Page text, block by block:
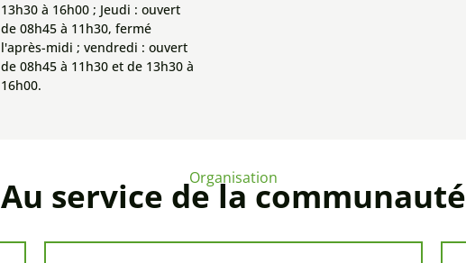
13h30 à 16h00 ; Jeudi : ouvert
de 08h45 à 11h30, fermé
l'après-midi ; vendredi : ouvert
de 08h45 à 11h30 et de 13h30 à
16h00.
Organisation
Au service de la communauté